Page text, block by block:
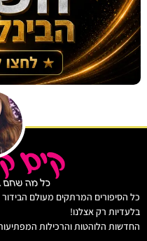
המרתקים מעולם הבידור
רק אצלנו!
הלוהטות והרכילות המפתיעות